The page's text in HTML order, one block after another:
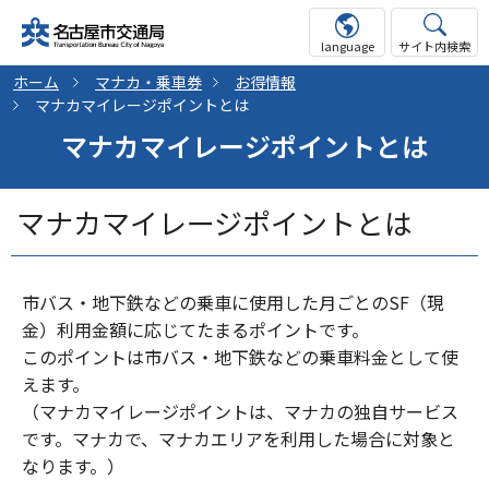
language サイト内検索
ホーム マナカ・乗車券
お得情報
マナカマイレージポイントとは
マナカマイレージポイントとは
マナカマイレージポイントとは
市バス・地下鉄などの乗車に使用した月ごとのSF（現
金）利用金額に応じてたまるポイントです。
このポイントは市バス・地下鉄などの乗車料金として使
えます。
（マナカマイレージポイントは、マナカの独自サービス
です。マナカで、マナカエリアを利用した場合に対象と
なります。）